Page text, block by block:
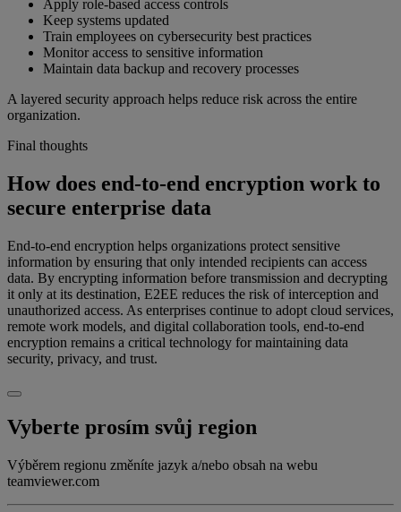
Apply role-based access controls
Keep systems updated
Train employees on cybersecurity best practices
Monitor access to sensitive information
Maintain data backup and recovery processes
A layered security approach helps reduce risk across the entire
organization.
Final thoughts
How does end-to-end encryption work to
secure enterprise data
End-to-end encryption helps organizations protect sensitive
information by ensuring that only intended recipients can access
data. By encrypting information before transmission and decrypting
it only at its destination, E2EE reduces the risk of interception and
unauthorized access. As enterprises continue to adopt cloud services,
remote work models, and digital collaboration tools, end-to-end
encryption remains a critical technology for maintaining data
security, privacy, and trust.
Vyberte prosím svůj region
Výběrem regionu změníte jazyk a/nebo obsah na webu
teamviewer.com